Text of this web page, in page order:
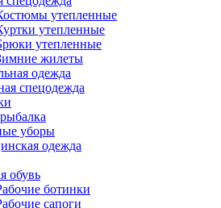
утепленные
утепленные
утепленные
жилеты
одежда
спецодежда
уборы
одежда
обувь
ботинки
сапоги